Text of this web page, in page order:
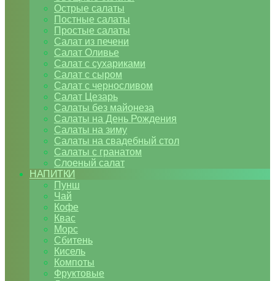
Острые салаты
Постные салаты
Простые салаты
Салат из печени
Салат Оливье
Салат с сухариками
Салат с сыром
Салат с черносливом
Салат Цезарь
Салаты без майонеза
Салаты на День Рождения
Салаты на зиму
Салаты на свадебный стол
Салаты с гранатом
Слоеный салат
НАПИТКИ
Пунш
Чай
Кофе
Квас
Морс
Сбитень
Кисель
Компоты
Фруктовые